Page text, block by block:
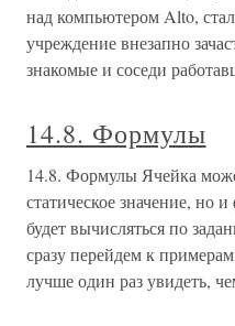
над компьютером Alto,
учреждение внезапно
знакомые и соседи
14.8. Формулы
14.8. Формулы Ячейка
статическое значение, но
будет вычисляться по
сразу перейдем к
лучше один раз увидеть,